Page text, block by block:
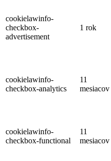
cookielawinfo-
checkbox-
advertisement
1 rok
cookielawinfo-
checkbox-analytics
11
mesiacov
cookielawinfo-
checkbox-functional
11
mesiacov